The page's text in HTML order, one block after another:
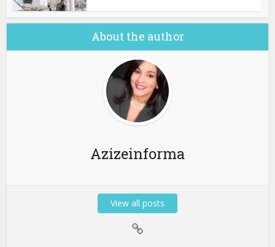
About the author
Azizeinforma
View all posts